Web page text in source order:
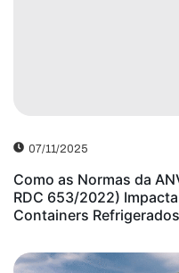
07/11/2025
Como as Normas da
RDC 653/2022)
Containers